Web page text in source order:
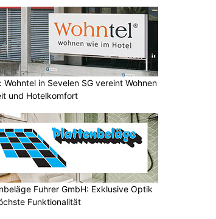
Wohntel in Sevelen SG vereint Wohnen
und Hotelkomfort
Fuhrer GmbH: Exklusive Optik
Funktionalität